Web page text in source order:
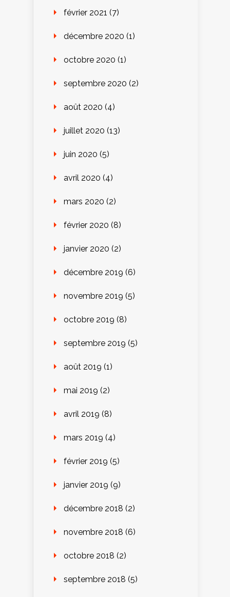
février 2021 (7)
décembre 2020 (1)
octobre 2020 (1)
septembre 2020 (2)
août 2020 (4)
juillet 2020 (13)
juin 2020 (5)
avril 2020 (4)
mars 2020 (2)
février 2020 (8)
janvier 2020 (2)
décembre 2019 (6)
novembre 2019 (5)
octobre 2019 (8)
septembre 2019 (5)
août 2019 (1)
mai 2019 (2)
avril 2019 (8)
mars 2019 (4)
février 2019 (5)
janvier 2019 (9)
décembre 2018 (2)
novembre 2018 (6)
octobre 2018 (2)
septembre 2018 (5)